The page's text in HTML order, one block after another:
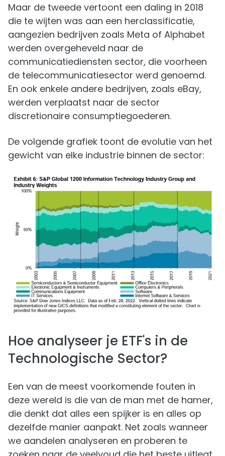
Maar de tweede vertoont een daling in 2018
die te wijten was aan een herclassificatie,
aangezien bedrijven zoals Meta of Alphabet
werden overgeheveld naar de
communicatiediensten sector, die voorheen
de telecommunicatiesector werd genoemd.
En ook enkele andere bedrijven, zoals eBay,
werden verplaatst naar de sector
discretionaire consumptiegoederen.
De volgende grafiek toont de evolutie van het
gewicht van elke industrie binnen de sector:
Hoe analyseer je ETF's in de
Technologische Sector?
Een van de meest voorkomende fouten in
deze wereld is die van de man met de hamer,
die denkt dat alles een spijker is en alles op
dezelfde manier aanpakt. Net zoals wanneer
we aandelen analyseren en proberen te